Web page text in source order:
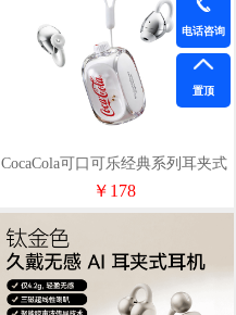
CocaCola可口可乐经典系列耳夹式
蓝牙耳机K-01
￥178
电话咨询
置顶